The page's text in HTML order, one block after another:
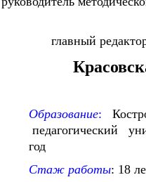
главный
Образование:
педагогический
год
Стаж работы: 18